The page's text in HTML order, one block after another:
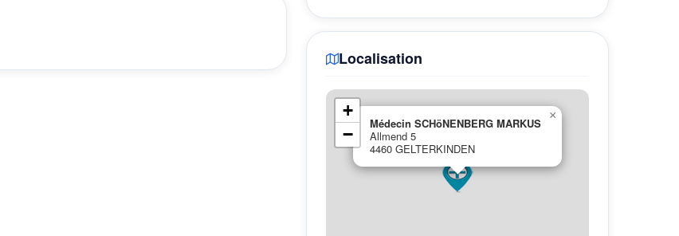
Localisation
Médecin SCHöNENBERG MARKUS
Allmend 5
4460 GELTERKINDEN
×
+
−